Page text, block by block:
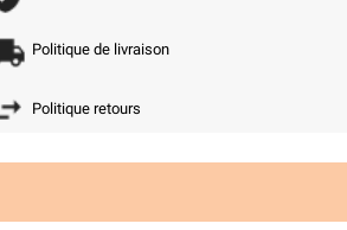
Politique de livraison
Politique retours